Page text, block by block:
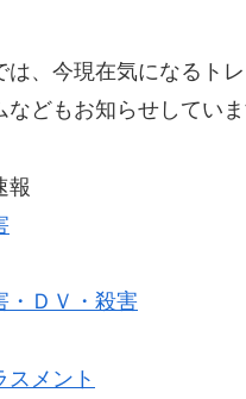
は、今現在気になるト
などもお知らせしていま
報
・ＤＶ・殺害
スメント